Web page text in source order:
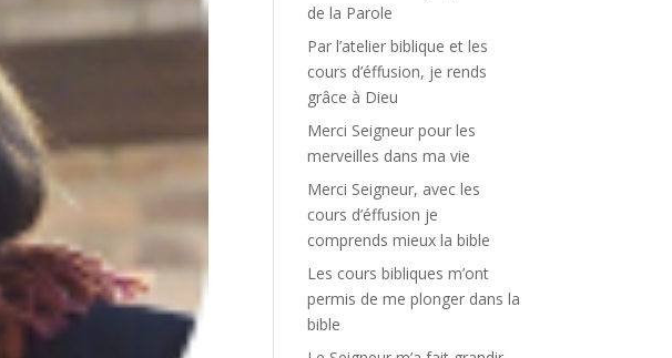
de la Parole
Par l’atelier biblique et les
cours d’éffusion, je rends
grâce à Dieu
Merci Seigneur pour les
merveilles dans ma vie
Merci Seigneur, avec les
cours d’éffusion je
comprends mieux la bible
Les cours bibliques m’ont
permis de me plonger dans la
bible